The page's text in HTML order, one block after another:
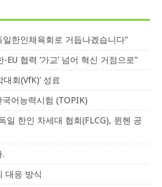
한인체육회로 거듭나겠습니다”
협력 ‘가교’ 넘어 혁신 거점으로”
회(VfK)’ 성료
어능력시험 (TOPIK)
일 한인 차세대 협회(FLCG), 뮌헨 공
대응 방식